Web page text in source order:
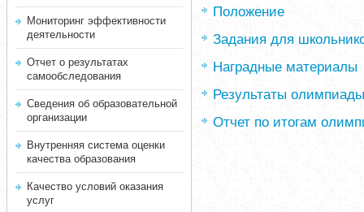
Мониторинг эффективности
деятельности
Отчет о результатах
самообследования
Сведения об образовательной
организации
Внутренняя система оценки
качества образования
Качество условий оказания
услуг
Положение
Задания для
Наградные материалы
Результаты олимпиады
Отчет по итогам